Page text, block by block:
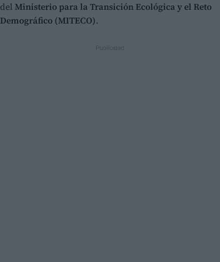
del Ministerio para la Transición Ecológica y el Reto
Demográfico (MITECO).